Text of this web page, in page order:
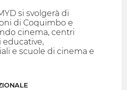
si svolgerà di
di Coquimbo e
cinema, centri
educative,
e scuole di cinema e